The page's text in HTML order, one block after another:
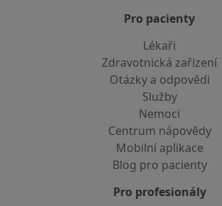
Pro pacienty
Lékaři
Zdravotnická zařízení
Otázky a odpovědi
Služby
Nemoci
Centrum nápovědy
Mobilní aplikace
Blog pro pacienty
Pro profesionály